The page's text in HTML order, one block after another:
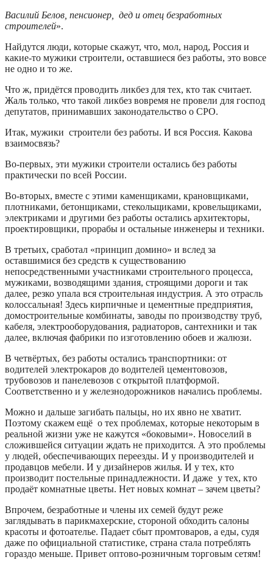
Василий Белов, пенсионер, дед и отец безработных
строителей».
Найдутся люди, которые скажут, что, мол, народ, Россия и
какие-то мужики строители, оставшиеся без работы, это вовсе
не одно и то же.
Что ж, придётся проводить ликбез для тех, кто так считает.
Жаль только, что такой ликбез вовремя не провели для господ
депутатов, принимавших законодательство о СРО.
Итак, мужики строители без работы. И вся Россия. Какова
взаимосвязь?
Во-первых, эти мужики строители остались без работы
практически по всей России.
Во-вторых, вместе с этими каменщиками, крановщиками,
плотниками, бетонщиками, стекольщиками, кровельщиками,
электриками и другими без работы остались архитекторы,
проектировщики, прорабы и остальные инженеры и техники.
В третьих, сработал «принцип домино» и вслед за
оставшимися без средств к существованию
непосредственными участниками строительного процесса,
мужиками, возводящими здания, строящими дороги и так
далее, резко упала вся строительная индустрия. А это отрасль
колоссальная! Здесь кирпичные и цементные предприятия,
домостроительные комбинаты, заводы по производству труб,
кабеля, электрооборудования, радиаторов, сантехники и так
далее, включая фабрики по изготовлению обоев и жалюзи.
В четвёртых, без работы остались транспортники: от
водителей электрокаров до водителей цементовозов,
трубовозов и панелевозов с открытой платформой.
Соответственно и у железнодорожников начались проблемы.
Можно и дальше загибать пальцы, но их явно не хватит.
Поэтому скажем ещё о тех проблемах, которые некоторым в
реальной жизни уже не кажутся «боковыми». Новоселий в
сложившейся ситуации ждать не приходится. А это проблемы
у людей, обеспечивающих переезды. И у производителей и
продавцов мебели. И у дизайнеров жилья. И у тех, кто
производит постельные принадлежности. И даже у тех, кто
продаёт комнатные цветы. Нет новых комнат – зачем цветы?
Впрочем, безработные и члены их семей будут реже
заглядывать в парикмахерские, стороной обходить салоны
красоты и фотоателье. Падает сбыт промтоваров, а еды, судя
даже по официальной статистике, страна стала потреблять
гораздо меньше. Привет оптово-розничным торговым сетям!